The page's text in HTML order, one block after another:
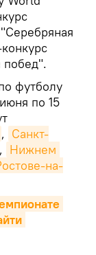
побед".
футболу
по 15
, Санкт-
, Нижнем
на-